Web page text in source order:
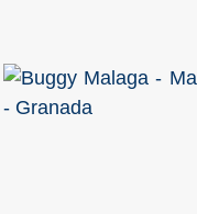
ALPUJARRAS